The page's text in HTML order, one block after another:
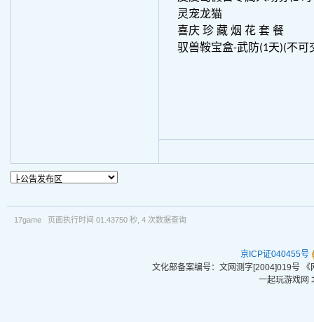
灵宠龙猫
喜庆 珍 藏 烟 花 套 餐
驭兽鞍宝盒-武防(1天)(不可
17game 页面执行时间 01.43750 秒, 4 次数据查询
京ICP证040455号
文化部备案编号：文网测字[2004]019号
一起玩游戏网